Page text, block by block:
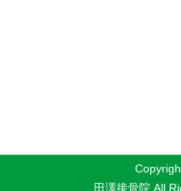
田澤接骨院 All